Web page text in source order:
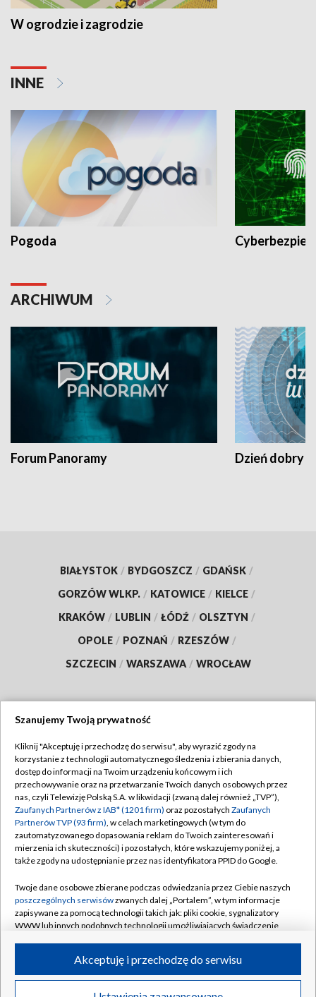
W ogrodzie i zagrodzie
INNE
Pogoda
ARCHIWUM
Forum Panoramy Dzień dobry
BIAŁYSTOK / BYDGOSZCZ / GDAŃSK /
GORZÓW WLKP. / KATOWICE / KIELCE /
KRAKÓW / LUBLIN / ŁÓDŹ / OLSZTYN /
OPOLE / POZNAŃ / RZESZÓW /
SZCZECIN / WARSZAWA / WROCŁAW
TVP
Abonament TVP
Emisja w TVP
Centrum informacji TVP
Naziemna Telewizja Cyfrowa
Rada Programowa
System NOS
Informacje o nadawcy
Program dla prasy
Regulamin TVP
Polityka prywatności
Moje zgody
Pomoc
Kontakt
Kanały
©2026 Telewizja Polska S.A. w likwidacji
Szanujemy Twoją prywatność
Kliknij "Akceptuję i przechodzę do serwisu", aby wyrazić zgody na
korzystanie z technologii automatycznego śledzenia i zbierania danych,
dostęp do informacji na Twoim urządzeniu końcowym i ich
przechowywanie oraz na przetwarzanie Twoich danych osobowych przez
nas, czyli Telewizję Polską S.A. w likwidacji (zwaną dalej również „TVP”),
Zaufanych Partnerów z IAB* (1201 firm) oraz pozostałych Zaufanych
Partnerów TVP (93 firm), w celach marketingowych (w tym do
zautomatyzowanego dopasowania reklam do Twoich zainteresowań i
mierzenia ich skuteczności) i pozostałych, które wskazujemy poniżej, a
także zgody na udostępnianie przez nas identyfikatora PPID do Google.
Twoje dane osobowe zbierane podczas odwiedzania przez Ciebie naszych
poszczególnych serwisówzwanych dalej „Portalem”, w tym informacje
zapisywane za pomocą technologii takich jak: pliki cookie, sygnalizatory
WWW lub innych podobnych technologii umożliwiających świadczenie
ruchu w Internecie.
Twoje dane osobowe zbierane podczas odwiedzania przez Ciebie
Akceptuję i przechodzę do serwisu